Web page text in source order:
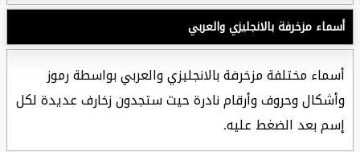
أسماء مزخرفة بالانجليزي والعربي
أسماء مختلفة مزخرفة بالانجليزي والعربي بواسطة رموز
وأشكال وحروف وأرقام نادرة حيث ستجدون زخارف عديدة لكل
إسم بعد الضغط عليه.